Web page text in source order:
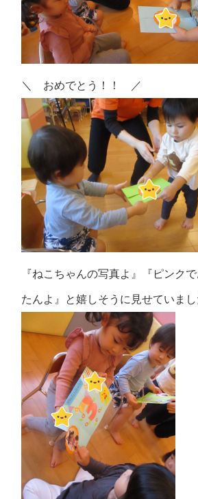
＼ おめでとう！！ ／
『ねこちゃんの写真よ』『ピンク
たんよ』と嬉しそうに見せていまし